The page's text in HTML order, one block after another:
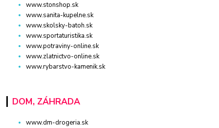
www.stonshop.sk
www.sanita-kupelne.sk
www.skolsky-batoh.sk
www.sportaturistika.sk
www.potraviny-online.sk
www.zlatnictvo-online.sk
www.rybarstvo-kamenik.sk
DOM, ZÁHRADA
www.dm-drogeria.sk